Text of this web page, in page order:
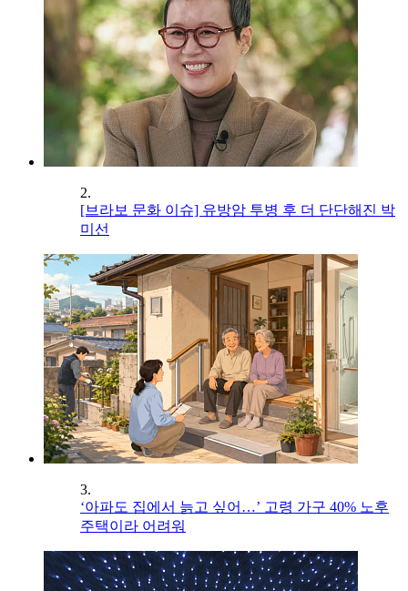
2.
[브라보 문화 이슈] 유방암 투병 후 더 단단해진 박
미선
3.
‘아파도 집에서 늙고 싶어…’ 고령 가구 40% 노후
주택이라 어려워